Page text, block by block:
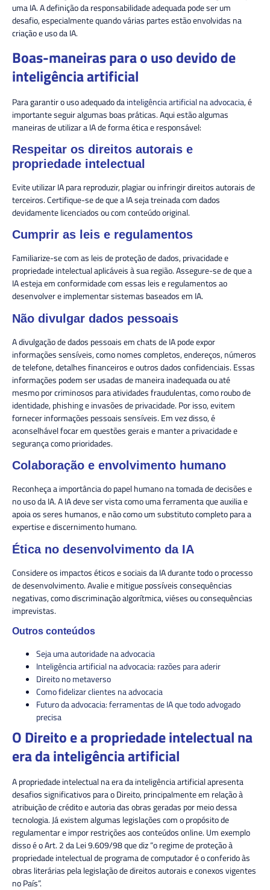
uma IA. A definição da responsabilidade adequada pode ser um
desafio, especialmente quando várias partes estão envolvidas na
criação e uso da IA.
Boas-maneiras para o uso devido de
inteligência artificial
Para garantir o uso adequado dainteligência artificial na advocacia, é
importante seguir algumas boas práticas. Aqui estão algumas
maneiras de utilizar a IA de forma ética e responsável:
Respeitar os direitos autorais e
propriedade intelectual
Evite utilizar IA para reproduzir, plagiar ou infringir direitos autorais de
terceiros. Certifique-se de que a IA seja treinada com dados
devidamente licenciados ou com conteúdo original.
Cumprir as leis e regulamentos
Familiarize-se com as leis de proteção de dados, privacidade e
propriedade intelectual aplicáveis à sua região. Assegure-se de que a
IA esteja em conformidade com essas leis e regulamentos ao
desenvolver e implementar sistemas baseados em IA.
Não divulgar dados pessoais
A divulgação de dados pessoais em chats de IA pode expor
informações sensíveis, como nomes completos, endereços, números
de telefone, detalhes financeiros e outros dados confidenciais. Essas
informações podem ser usadas de maneira inadequada ou até
mesmo por criminosos para atividades fraudulentas, como roubo de
identidade, phishing e invasões de privacidade. Por isso, evitem
fornecer informações pessoais sensíveis. Em vez disso, é
aconselhável focar em questões gerais e manter a privacidade e
segurança como prioridades.
Colaboração e envolvimento humano
Reconheça a importância do papel humano na tomada de decisões e
no uso da IA. A IA deve ser vista como uma ferramenta que auxilia e
apoia os seres humanos, e não como um substituto completo para a
expertise e discernimento humano.
Ética no desenvolvimento da IA
Considere os impactos éticos e sociais da IA durante todo o processo
de desenvolvimento. Avalie e mitigue possíveis consequências
negativas, como discriminação algorítmica, viéses ou consequências
imprevistas.
Outros conteúdos
Seja uma autoridade na advocacia
Inteligência artificial na advocacia: razões para aderir
Direito no metaverso
Como fidelizar clientes na advocacia
Futuro da advocacia: ferramentas de IA que todo advogado
precisa
O Direito e a propriedade intelectual na
era da inteligência artificial
A propriedade intelectual na era da inteligência artificial apresenta
desafios significativos para o Direito, principalmente em relação à
atribuição de crédito e autoria das obras geradas por meio dessa
tecnologia. Já existem algumas legislações com o propósito de
regulamentar e impor restrições aos conteúdos online. Um exemplo
disso é o Art. 2 da Lei 9.609/98 que diz “o regime de proteção à
propriedade intelectual de programa de computador é o conferido às
obras literárias pela legislação de direitos autorais e conexos vigentes
no País”.